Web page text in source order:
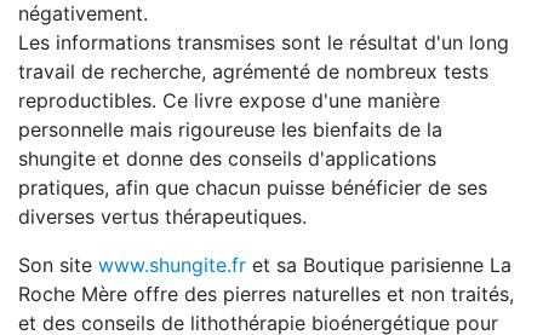
négativement.
Les informations transmises sont le résultat d'un long
travail de recherche, agrémenté de nombreux tests
reproductibles. Ce livre expose d'une manière
personnelle mais rigoureuse les bienfaits de la
shungite et donne des conseils d'applications
pratiques, afin que chacun puisse bénéficier de ses
diverses vertus thérapeutiques.
Son site www.shungite.fr et sa Boutique parisienne La
Roche Mère offre des pierres naturelles et non traités,
et des conseils de lithothérapie bioénergétique pour